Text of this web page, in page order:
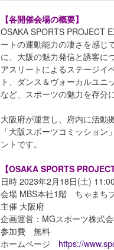
【各開催会場の概要】
OSAKA SPORTS PROJECT
ートの運動能力の凄さを感じ
に、大阪の魅力発信と誘客に
アスリートによるステージイ
ト、ダンス＆ヴォーカルユ
など、スポーツの魅力を存分
大阪府が運営し、府内に活動
「大阪スポーツコミッショ
ントです。
【OSAKA SPORTS
日時 2023年2月18日(土)
会場 MBS本社1階 ちゃまち
主催 大阪府
企画運営：MGスポーツ株式
参加費 無料
ホームページ https://